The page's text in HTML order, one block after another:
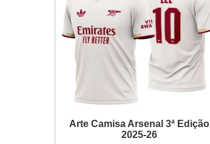
Arte Camisa Arsenal 3ª Edição
2025-26